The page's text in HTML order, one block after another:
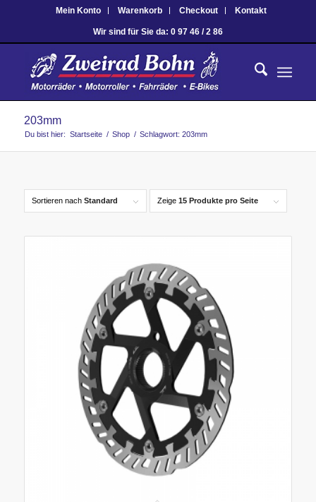
Mein Konto Warenkorb Checkout Kontakt
Wir sind für Sie da: 0 97 46 / 2 86
203mm
Du bist hier: Startseite / Shop / Schlagwort: 203mm
Sortieren nach Standard Zeige 15 Produkte pro Seite